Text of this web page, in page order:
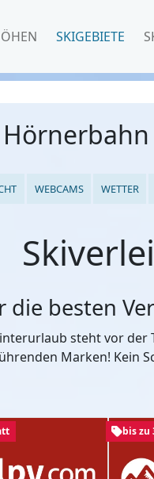
SKIGEBIETE
WEBCAMS WETTER
die besten
steht vor der
Marken! Kein
bis zu